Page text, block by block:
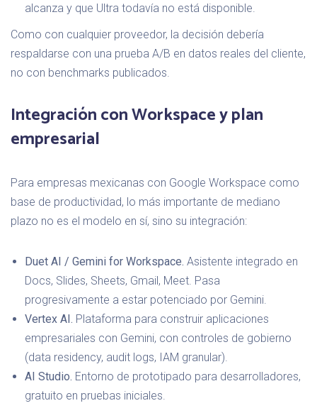
alcanza y que Ultra todavía no está disponible.
Como con cualquier proveedor, la decisión debería
respaldarse con una prueba A/B en datos reales del cliente,
no con benchmarks publicados.
Integración con Workspace y plan
empresarial
Para empresas mexicanas con Google Workspace como
base de productividad, lo más importante de mediano
plazo no es el modelo en sí, sino su integración:
Duet AI / Gemini for Workspace. Asistente integrado en
Docs, Slides, Sheets, Gmail, Meet. Pasa
progresivamente a estar potenciado por Gemini.
Vertex AI. Plataforma para construir aplicaciones
empresariales con Gemini, con controles de gobierno
(data residency, audit logs, IAM granular).
AI Studio. Entorno de prototipado para desarrolladores,
gratuito en pruebas iniciales.